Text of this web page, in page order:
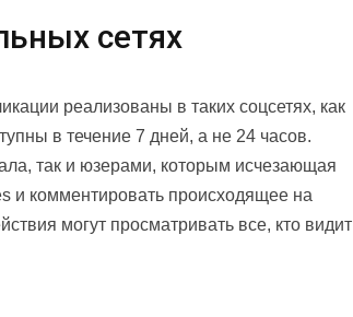
сетях
реализованы в таких соцсетях, как
в течение 7 дней, а не 24 часов.
так и юзерами, которым исчезающая
и комментировать происходящее на
могут просматривать все, кто видит